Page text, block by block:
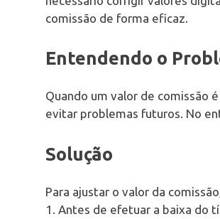
comissão de forma eficaz.
Entendendo o
Quando um valor de comissão
evitar problemas futuros. No
Solução
Para ajustar o valor da
1. Antes de efetuar a baixa do